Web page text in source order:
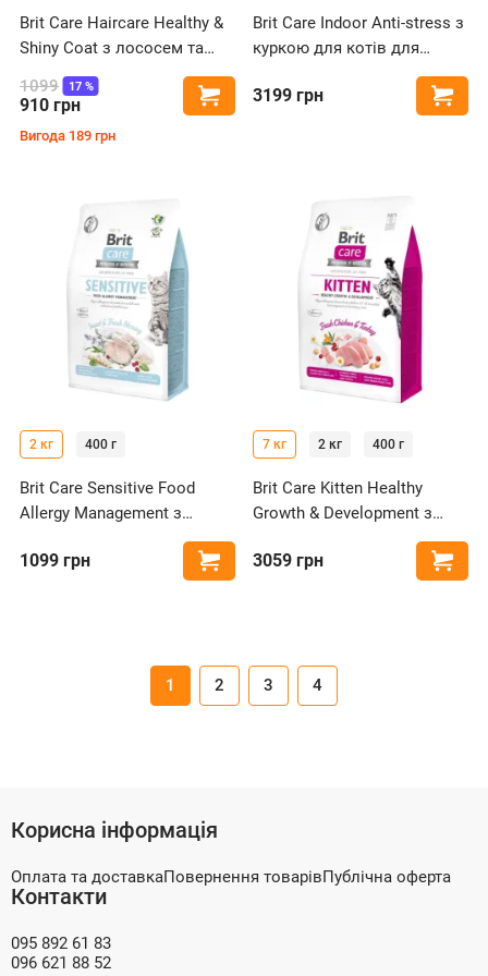
Brit Care Haircare Healthy &
Shiny Coat з лососем та
куркою для котів для
догляду за шкірою та
1099
910 грн
17%
Купити
Вигода 189 грн
Brit Care Indoor Anti-stress з
куркою для котів для
3199 грн
2 кг 400 г
Brit Care Sensitive Food
Allergy Management з
комахами та рибою для
котів з харчовою
1099 грн Купити
7 кг 2 кг 400 г
Brit Care Kitten Healthy
Growth & Development з
куркою та індичкою для
кошенят для здорового
3059 грн
1 2 3 4
Корисна інформація
Оплата та доставкаПовернення товарівПублічна оферта
Контакти
095 892 61 83
096 621 88 52